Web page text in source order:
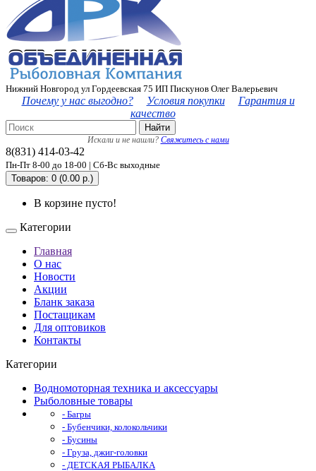
Нижний Новгород ул Гордеевская 75 ИП Пискунов Олег Валерьевич
Почему у нас выгодно? Условия покупки
Гарантия и
качество
Найти
Искали и не нашли? Свяжитесь с нами
8(831) 414-03-42
Пн-Пт 8-00 до 18-00 | Сб-Вс выходные
Товаров: 0 (0.00 р.)
В корзине пусто!
Категории
Главная
О нас
Новости
Акции
Бланк заказа
Постащикам
Для оптовиков
Контакты
Категории
Водномоторная техника и аксессуары
Рыболовные товары
- Багры
- Бубенчики, колокольчики
- Бусины
- Груза, джиг-головки
- ДЕТСКАЯ РЫБАЛКА